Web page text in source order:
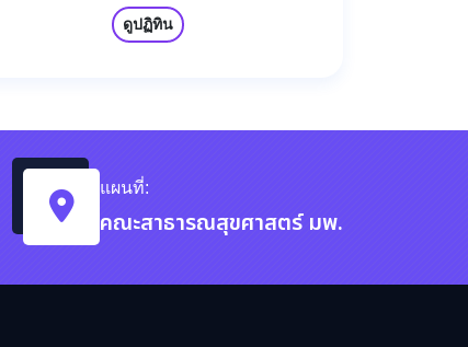
ดูปฏิทิน
แผนที่:
คณะสาธารณสุขศาสตร์ มพ.